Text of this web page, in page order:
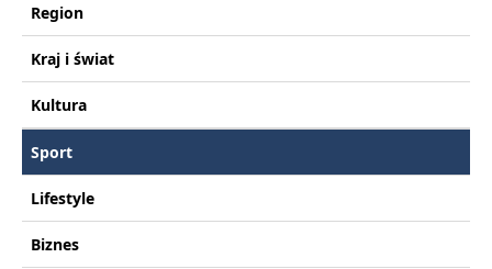
Region
Kraj i świat
Kultura
Sport
Lifestyle
Biznes